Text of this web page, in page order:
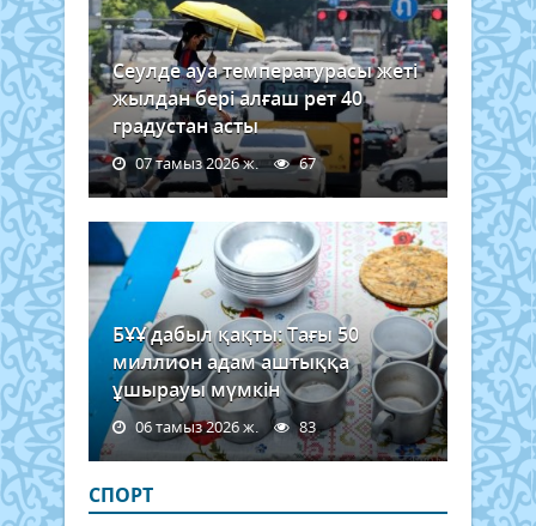
Сеулде ауа температурасы жеті
жылдан бері алғаш рет 40
градустан асты
07 тамыз 2026 ж. 67
БҰҰ дабыл қақты: Тағы 50
миллион адам аштыққа
ұшырауы мүмкін
06 тамыз 2026 ж. 83
СПОРТ